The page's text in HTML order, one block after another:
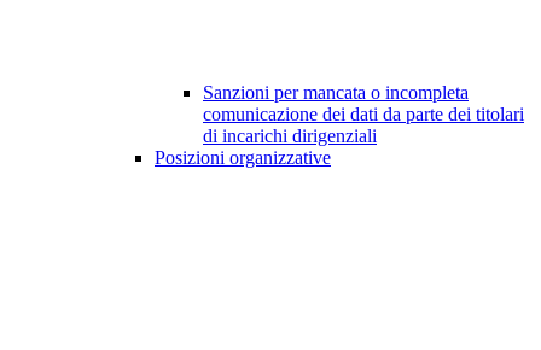
Sanzioni per mancata o incompleta
comunicazione dei dati da parte dei titolari
di incarichi dirigenziali
Posizioni organizzative